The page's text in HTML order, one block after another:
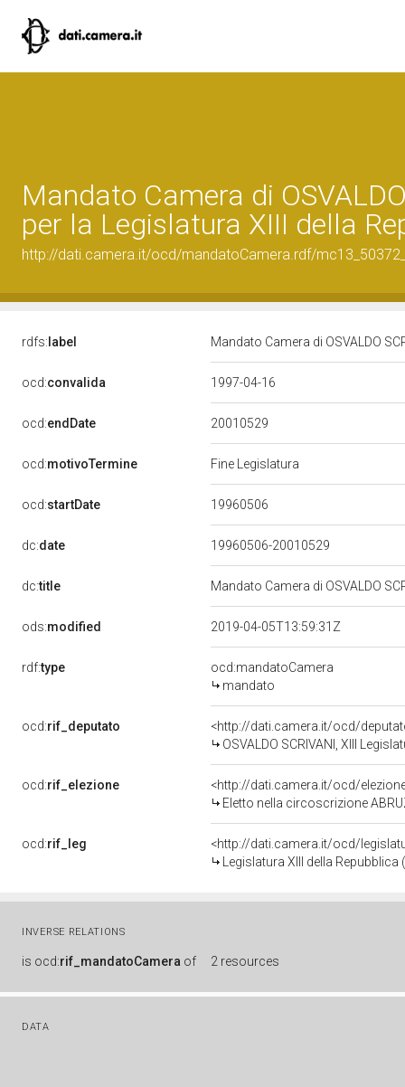
Mandato Camera di
per la Legislatura XIII della
http://dati.camera.it/ocd/mandatoCamera.rdf/
rdfs: label Mandato Camera di OSVALDO
ocd:convalida 1997-04-16
ocd:endDate 20010529
ocd:motivoTermine Fine Legislatura
ocd:startDate 19960506
dc:date 19960506-20010529
dc:title Mandato Camera di OSVALDO
ods:modified 2019-04-05T13:59:31Z
rdf:type
ocd:mandatoCamera
mandato
ocd:rif_deputato
<http://dati.camera.it/ocd/
OSVALDO SCRIVANI, XIII
ocd:rif_elezione
<http://dati.camera.it/ocd/
Eletto nella circoscrizione
ocd:rif_leg
<http://dati.camera.it/ocd/
Legislatura XIII della
INVERSE RELATIONS
is ocd:rif_mandatoCamera of 2 resources
DATA